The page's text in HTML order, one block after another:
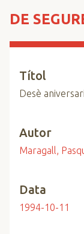
DE
Títol
Desè
Autor
Maragall,
Data
1994-10-11